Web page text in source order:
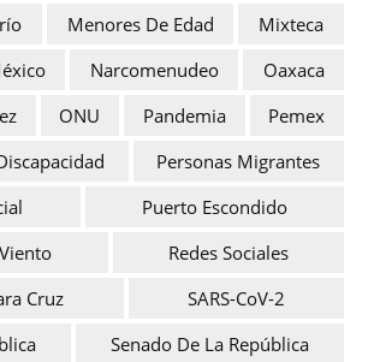
Menores De Edad
Mixteca
Narcomenudeo
Oaxaca
ONU Pandemia
Pemex
Personas Migrantes
Puerto Escondido
Redes Sociales
Cruz
SARS-CoV-2
Senado De La República